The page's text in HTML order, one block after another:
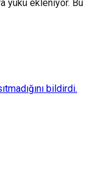
yükü ekleniyor. Bu
bildirdi.